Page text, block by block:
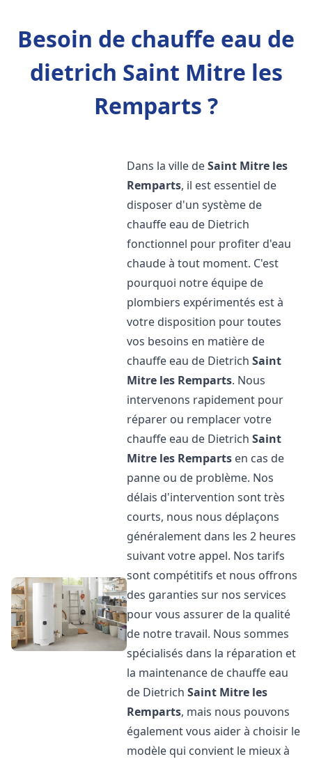
Besoin de chauffe eau de
dietrich Saint Mitre les
Remparts ?
Dans la ville deSaint Mitre les
Remparts, il est essentiel de
disposer d'un système de
chauffe eau de Dietrich
fonctionnel pour profiter d'eau
chaude à tout moment. C'est
pourquoi notre équipe de
plombiers expérimentés est à
votre disposition pour toutes
vos besoins en matière de
chauffe eau de DietrichSaint
Mitre les Remparts. Nous
intervenons rapidement pour
réparer ou remplacer votre
chauffe eau de DietrichSaint
Mitre les Remparts en cas de
panne ou de problème. Nos
délais d'intervention sont très
courts, nous nous déplaçons
généralement dans les 2 heures
suivant votre appel. Nos tarifs
sont compétitifs et nous offrons
des garanties sur nos services
pour vous assurer de la qualité
de notre travail. Nous sommes
spécialisés dans la réparation et
la maintenance de chauffe eau
de DietrichSaint Mitre les
Remparts, mais nous pouvons
également vous aider à choisir le
modèle qui convient le mieux à